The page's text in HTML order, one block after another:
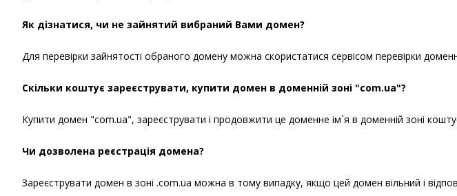
Як дізнатися, чи не зайнятий вибраний Вами домен?
Для перевірки зайнятості обраного домену можна скористатися сервісом перевірки
Скільки коштує зареєструвати, купити домен в доменній зоні "com.ua"?
Купити домен "com.ua", зареєструвати і продовжити це доменне ім`я в доменній зоні
Чи дозволена реєстрація домена?
Зареєструвати домен в зоні .com.ua можна в тому випадку, якщо цей домен вільний і